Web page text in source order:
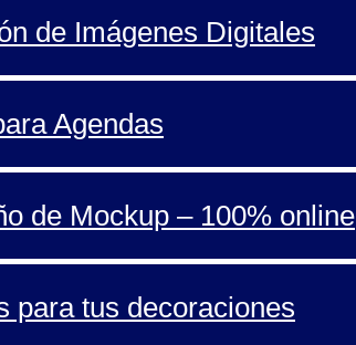
de Imágenes Digitales
Agendas
de Mockup – 100% online
para tus decoraciones